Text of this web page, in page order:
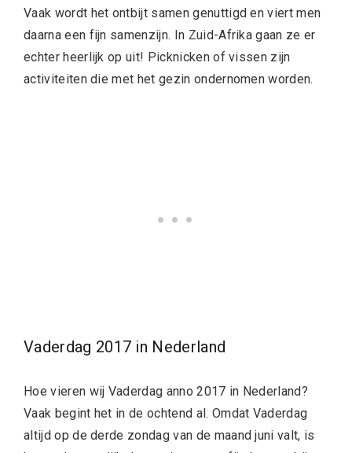
Vaak wordt het ontbijt samen genuttigd en viert men
daarna een fijn samenzijn. In Zuid-Afrika gaan ze er
echter heerlijk op uit! Picknicken of vissen zijn
activiteiten die met het gezin ondernomen worden.
Vaderdag 2017 in Nederland
Hoe vieren wij Vaderdag anno 2017 in Nederland?
Vaak begint het in de ochtend al. Omdat Vaderdag
altijd op de derde zondag van de maand juni valt, is